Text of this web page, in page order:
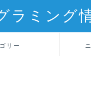
ラミング
リー